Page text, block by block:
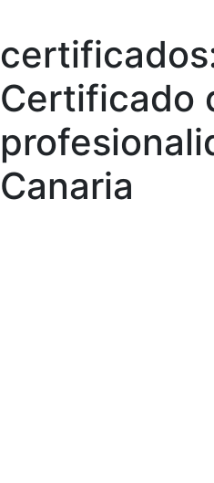
Skip
to
content
Certificado
Canaria